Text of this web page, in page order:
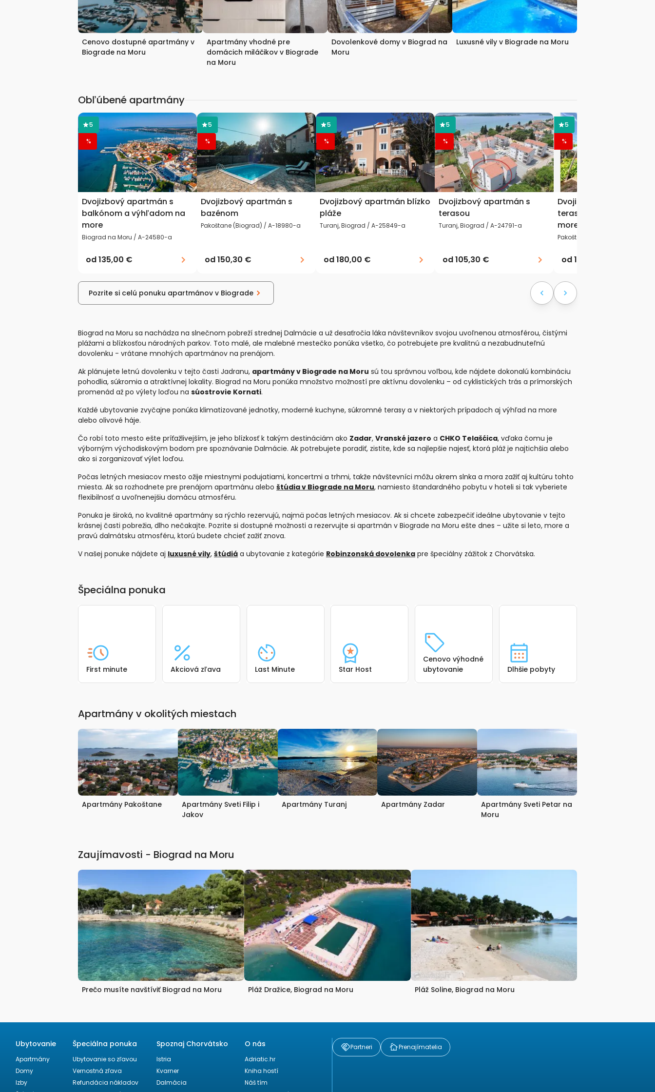
Cenovo dostupné apartmány v
Biograde na Moru
Apartmány vhodné pre
domácich miláčikov v Biograde
na Moru
Dovolenkové domy v Biograd na
Moru
Luxusné vily v Biograde na Moru
Obľúbené apartmány
Dvojizbový apartmán s
balkónom a výhľadom na
more
Biograd na Moru / A-24580-a
od135,00 €
5
%
Dvojizbový apartmán s
bazénom
Pakoštane (Biograd) / A-18980-a
od150,30 €
5
%
Dvojizbový apartmán blízko
pláže
Turanj, Biograd / A-25849-a
od180,00 €
5
%
Dvojizbový apartmán s
terasou
Turanj, Biograd / A-24791-a
od105,30 €
5
%
Dvojizbový apartmán s
terasou a výhľadom na
more
Pakoštane (Biograd) / A-18979-
od150,30 €
5
%
Pozrite si celú ponuku apartmánov v Biograde
Biograd na Moru sa nachádza na slnečnom pobreží strednej Dalmácie a už desaťročia láka návštevníkov svojou uvoľnenou atmosférou, čistými
plážami a blízkosťou národných parkov. Toto malé, ale malebné mestečko ponúka všetko, čo potrebujete pre kvalitnú a nezabudnuteľnú
dovolenku - vrátane mnohých apartmánov na prenájom.
Ak plánujete letnú dovolenku v tejto časti Jadranu, apartmány v Biograde na Moru sú tou správnou voľbou, kde nájdete dokonalú kombináciu
pohodlia, súkromia a atraktívnej lokality. Biograd na Moru ponúka množstvo možností pre aktívnu dovolenku – od cyklistických trás a prímorských
promenád až po výlety loďou na súostrovie Kornati.
Každé ubytovanie zvyčajne ponúka klimatizované jednotky, moderné kuchyne, súkromné terasy a v niektorých prípadoch aj výhľad na more
alebo olivové háje.
Čo robí toto mesto ešte príťažlivejším, je jeho blízkosť k takým destináciám ako Zadar, Vranské jazero a CHKO Telašćica, vďaka čomu je
výborným východiskovým bodom pre spoznávanie Dalmácie. Ak potrebujete poradiť, zistite, kde sa najlepšie najesť, ktorá pláž je najtichšia alebo
ako si zorganizovať výlet loďou.
Počas letných mesiacov mesto ožije miestnymi podujatiami, koncertmi a trhmi, takže návštevníci môžu okrem slnka a mora zažiť aj kultúru tohto
miesta. Ak sa rozhodnete pre prenájom apartmánu alebo štúdia v Biograde na Moru, namiesto štandardného pobytu v hoteli si tak vyberiete
flexibilnosť a uvoľnenejšiu domácu atmosféru.
Ponuka je široká, no kvalitné apartmány sa rýchlo rezervujú, najmä počas letných mesiacov. Ak si chcete zabezpečiť ideálne ubytovanie v tejto
krásnej časti pobrežia, dlho nečakajte. Pozrite si dostupné možnosti a rezervujte si apartmán v Biograde na Moru ešte dnes – užite si leto, more a
pravú dalmátsku atmosféru, ktorú budete chcieť zažiť znova.
V našej ponuke nájdete aj luxusné vily, štúdiá a ubytovanie z kategórie Robinzonská dovolenka pre špeciálny zážitok z Chorvátska.
Špeciálna ponuka
First minute Akciová zľava Last Minute Star Host
Cenovo výhodné
ubytovanie
Dlhšie pobyty
Apartmány v okolitých miestach
Apartmány Pakoštane
Apartmány Sveti Filip i
Jakov
Apartmány Turanj Apartmány Zadar
Apartmány Sveti Petar na
Moru
Zaujímavosti - Biograd na Moru
Prečo musíte navštíviť Biograd na Moru Pláž Dražice, Biograd na Moru Pláž Soline, Biograd na Moru
Ubytovanie
Apartmány
Domy
Izby
Špeciálna ponuka
Ubytovanie so zľavou
Vernostná zľava
Refundácia nákladov
Spoznaj Chorvátsko
Istria
Kvarner
Dalmácia
O nás
Adriatic.hr
Kniha hostí
Náš tím
Partneri Prenajímatelia